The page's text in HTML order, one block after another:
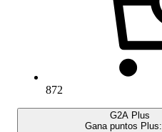
872
G2A Plus
Gana puntos Plus: